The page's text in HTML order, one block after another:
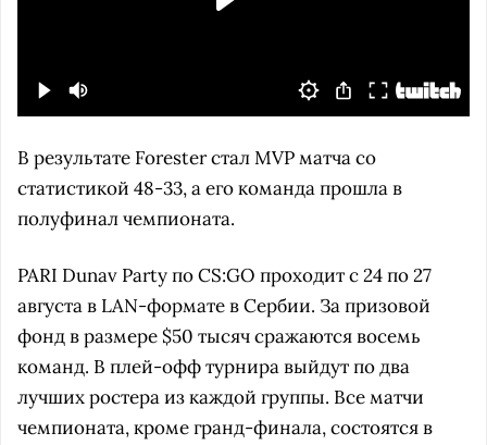
В результате Forester стал MVP матча со
статистикой 48-33, а его команда прошла в
полуфинал чемпионата.
PARI Dunav Party по CS:GO проходит с 24 по 27
августа в LAN-формате в Сербии. За призовой
фонд в размере $50 тысяч сражаются восемь
команд. В плей-офф турнира выйдут по два
лучших ростера из каждой группы. Все матчи
чемпионата, кроме гранд-финала, состоятся в